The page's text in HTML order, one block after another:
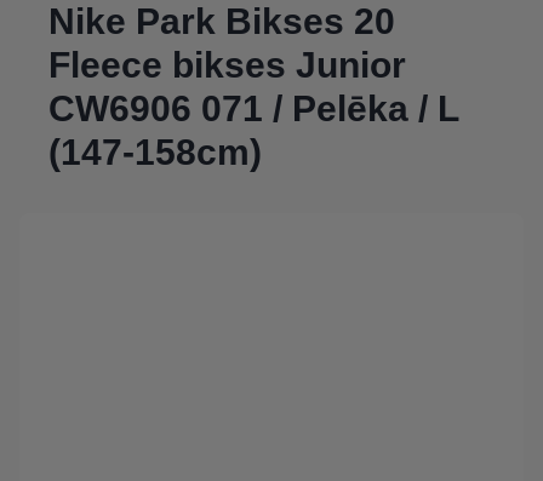
Nike Park Bikses 20
Fleece bikses Junior
CW6906 071 / Pelēka / L
(147-158cm)